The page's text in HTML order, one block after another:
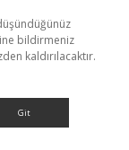
bildirmeniz
kaldırılacaktır.